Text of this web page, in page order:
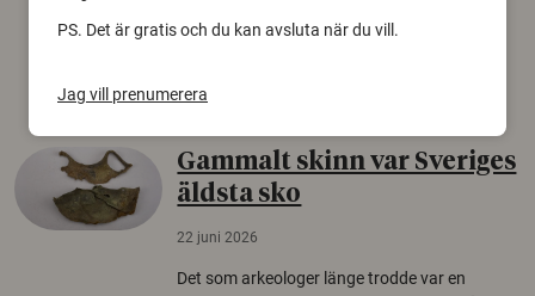
Gammalt skinn var Sveriges
äldsta sko
22 juni 2026
Det som arkeologer länge trodde var en
PS. Det är gratis och du kan avsluta när du vill.
Jag vill prenumerera